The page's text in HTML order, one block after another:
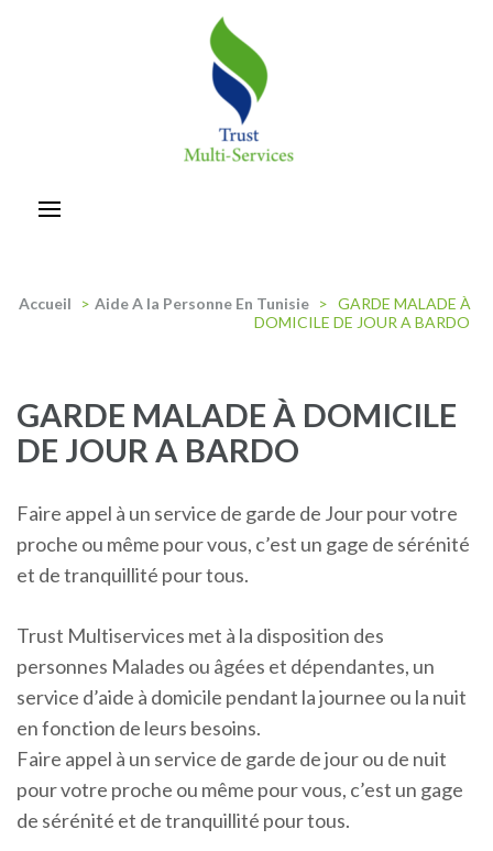
Accueil > Aide A la Personne En Tunisie > GARDE MALADE À
DOMICILE DE JOUR A BARDO
GARDE MALADE À DOMICILE
DE JOUR A BARDO
Faire appel à un service de garde de Jour pour votre
proche ou même pour vous, c’est un gage de sérénité
et de tranquillité pour tous.
Trust Multiservices met à la disposition des
personnes Malades ou âgées et dépendantes, un
service d’aide à domicile pendant la journee ou la nuit
en fonction de leurs besoins.
Faire appel à un service de garde de jour ou de nuit
pour votre proche ou même pour vous, c’est un gage
de sérénité et de tranquillité pour tous.